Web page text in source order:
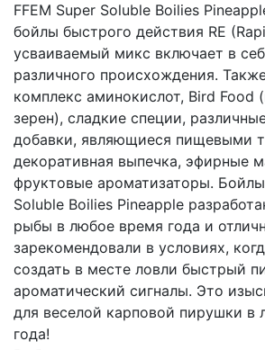
FFEM Super Soluble Boilies
бойлы быстрого действия RE
усваиваемый микс включает в
различного происхождения.
комплекс аминокислот, Bird Food
зерен), сладкие специи,
добавки, являющиеся пищевыми
декоративная выпечка, эфирные
фруктовые ароматизаторы. Бойлы
Soluble Boilies Pineapple
рыбы в любое время года и
зарекомендовали в условиях,
создать в месте ловли быстрый
ароматический сигналы. Это
для веселой карповой пирушки в
года!